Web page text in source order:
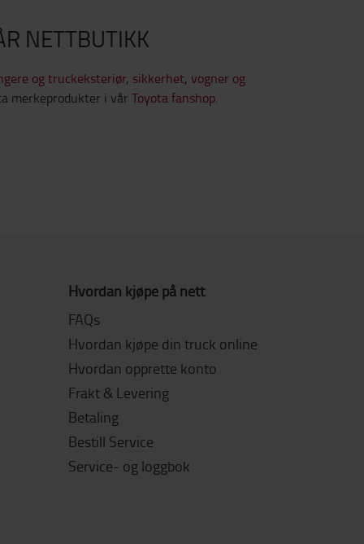
NETTBUTIKK
og truckeksteriør, sikkerhet, vogner og
merkeprodukter i vår Toyota fanshop.
Hvordan kjøpe på nett
FAQs
Hvordan kjøpe din truck online
Hvordan opprette konto
Frakt & Levering
Betaling
Bestill Service
Service- og loggbok